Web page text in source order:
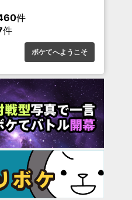
件
件
ボケてへようこそ